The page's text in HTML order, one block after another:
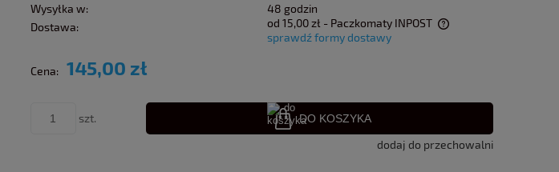
Wysyłka w:
48 godzin
Dostawa:
od 15,00 zł - Paczkomaty INPOST
sprawdź formy dostawy
Cena: 145,00 zł
szt. DO KOSZYKA
dodaj do przechowalni